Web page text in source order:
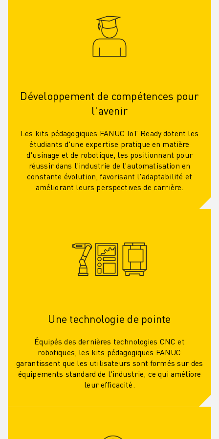
Développement de compétences pour
l'avenir
Les kits pédagogiques FANUC IoT Ready dotent les
étudiants d'une expertise pratique en matière
d'usinage et de robotique, les positionnant pour
réussir dans l'industrie de l'automatisation en
constante évolution, favorisant l'adaptabilité et
améliorant leurs perspectives de carrière.
Une technologie de pointe
Équipés des dernières technologies CNC et
robotiques, les kits pédagogiques FANUC
garantissent que les utilisateurs sont formés sur des
équipements standard de l'industrie, ce qui améliore
leur efficacité.